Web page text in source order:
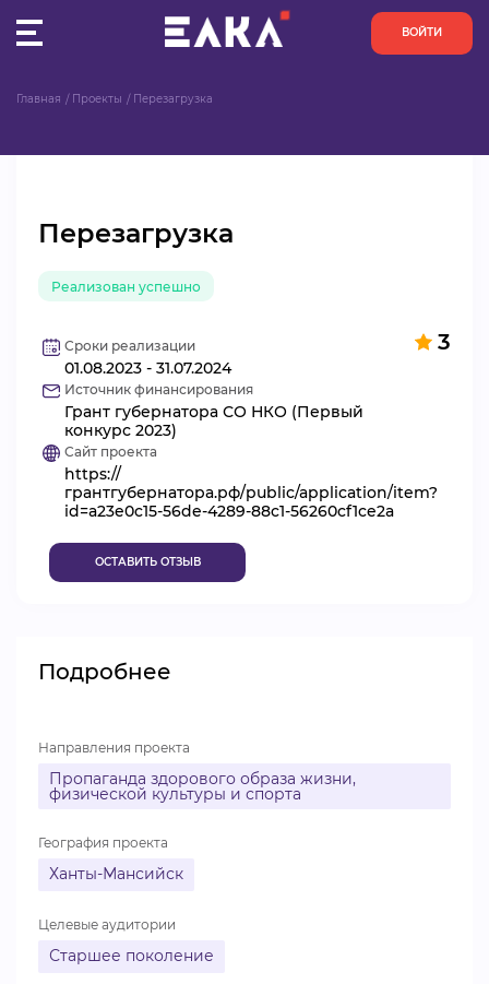
ВОЙТИ
ОРГАНИЗАЦИИ
АКТИВИСТЫ
ПРОЕКТЫ
АНАЛИТИКА
БАЗА ЗНАНИЙ
ВИДЕОКУРСЫ
Главная Проекты Перезагрузка
Перезагрузка
Реализован успешно
3
Сроки реализации
01.08.2023 - 31.07.2024
Источник финансирования
Грант губернатора СО НКО (Первый
конкурс 2023)
Сайт проекта
https://
грантгубернатора.рф/public/application/item?
id=a23e0c15-56de-4289-88c1-56260cf1ce2a
ОСТАВИТЬ ОТЗЫВ
Подробнее
Направления проекта
Пропаганда здорового образа жизни,
физической культуры и спорта
География проекта
Ханты-Мансийск
Целевые аудитории
Старшее поколение